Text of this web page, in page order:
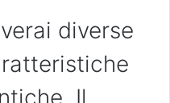
diverse
Il